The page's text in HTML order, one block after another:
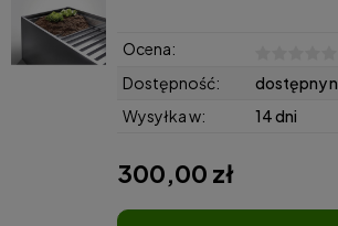
Ocena:
Dostępność:
dostępny
Wysyłka w:
14 dni
300,00 zł